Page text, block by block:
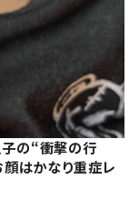
子の“衝撃の行
顔はかなり重症レ